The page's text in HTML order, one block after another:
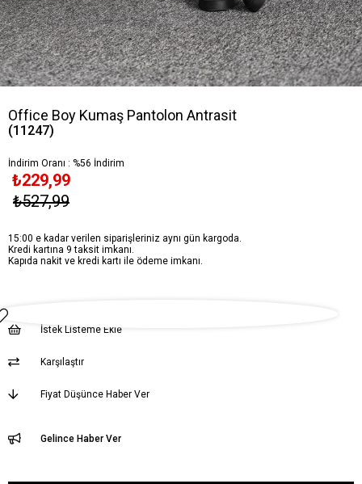
Office Boy Kumaş Pantolon Antrasit
(11247)
İndirim Oranı : %56 İndirim
₺527,99
₺229,99
15:00 e kadar verilen siparişleriniz aynı gün kargoda.
Kredi kartına 9 taksit imkanı.
Kapıda nakit ve kredi kartı ile ödeme imkanı.
İstek Listeme Ekle
Karşılaştır
Fiyat Düşünce Haber Ver
Gelince Haber Ver